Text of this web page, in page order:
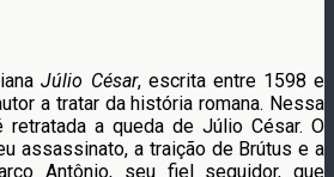
Júlio César, escrita entre 1598 e
a tratar da história romana. Nessa
a queda de Júlio César. O
assassinato, a traição de Brútus e a
Antônio, seu fiel seguidor, que